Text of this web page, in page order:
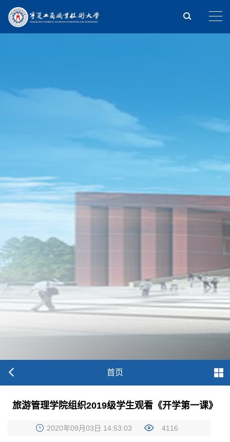
首页
​旅游管理学院组织2019级学生观看《开学第一课》
2020年09月03日 14:53:03 4116